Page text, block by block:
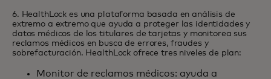
6. HealthLock es una plataforma basada en análisis de
extremo a extremo que ayuda a proteger las identidades y
datos médicos de los titulares de tarjetas y monitorea sus
reclamos médicos en busca de errores, fraudes y
sobrefacturación. HealthLock ofrece tres niveles de plan:
Monitor de reclamos médicos: ayuda a